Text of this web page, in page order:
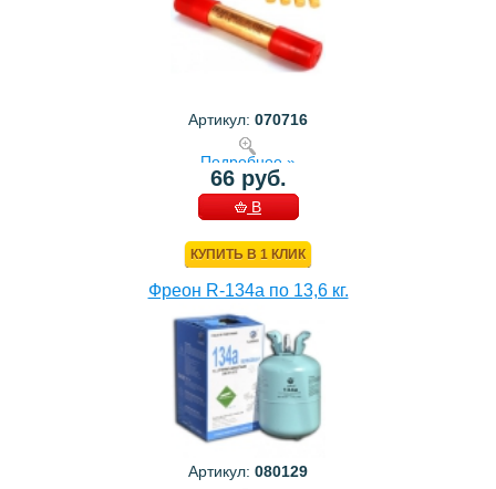
Артикул: 070716
Подробнее »
66 руб.
В
КУПИТЬ В 1 КЛИК
Фреон R-134a по 13,6 кг.
Артикул: 080129